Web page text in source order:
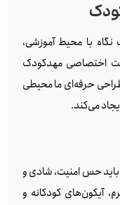
با محیط آموزشی،
اختصاصی مهدکودک
حرفه‌ای ما محیطی
می‌کند.
حس امنیت، شادی و
آیکون‌های کودکانه و